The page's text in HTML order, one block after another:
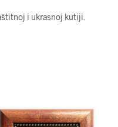
i ukrasnoj kutiji.